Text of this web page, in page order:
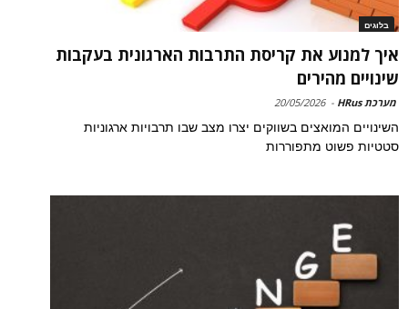
בלוגים
איך למנוע את קריסת התרבות הארגונית בעקבות
שינויים מהירים
מערכת HRus -
20/05/2026
השינויים המואצים בשווקים יצרו מצב שבו תרבויות ארגוניות
סטטיות פשוט מתפוררות